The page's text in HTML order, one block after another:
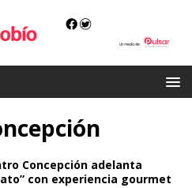
Concepción adelanta
con experiencia gourmet